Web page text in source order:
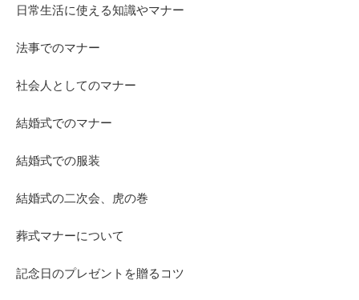
日常生活に使える知識やマナー
法事でのマナー
社会人としてのマナー
結婚式でのマナー
結婚式での服装
結婚式の二次会、虎の巻
葬式マナーについて
記念日のプレゼントを贈るコツ